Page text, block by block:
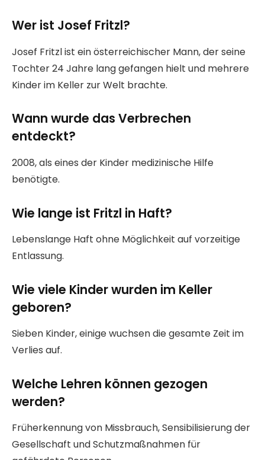
Wer ist Josef Fritzl?
Josef Fritzl ist ein österreichischer Mann, der seine
Tochter 24 Jahre lang gefangen hielt und mehrere
Kinder im Keller zur Welt brachte.
Wann wurde das Verbrechen
entdeckt?
2008, als eines der Kinder medizinische Hilfe
benötigte.
Wie lange ist Fritzl in Haft?
Lebenslange Haft ohne Möglichkeit auf vorzeitige
Entlassung.
Wie viele Kinder wurden im Keller
geboren?
Sieben Kinder, einige wuchsen die gesamte Zeit im
Verlies auf.
Welche Lehren können gezogen
werden?
Früherkennung von Missbrauch, Sensibilisierung der
Gesellschaft und Schutzmaßnahmen für